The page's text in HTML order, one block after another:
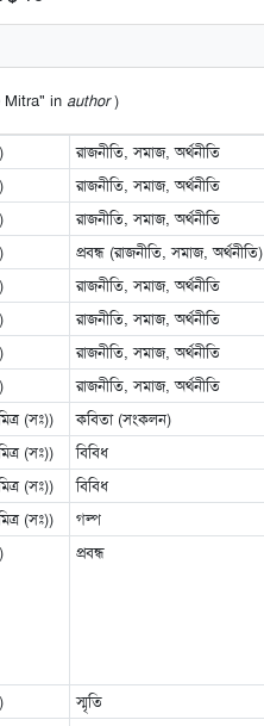
Mitra" in author)
রাজনীতি, সমাজ, অর্থনীতি
রাজনীতি, সমাজ, অর্থনীতি
রাজনীতি, সমাজ, অর্থনীতি
প্রবন্ধ (রাজনীতি, সমাজ, অর্থনীতি)
রাজনীতি, সমাজ, অর্থনীতি
রাজনীতি, সমাজ, অর্থনীতি
রাজনীতি, সমাজ, অর্থনীতি
রাজনীতি, সমাজ, অর্থনীতি
(সঃ)) কবিতা (সংকলন)
(সঃ)) বিবিধ
(সঃ)) বিবিধ
(সঃ)) গল্প
প্রবন্ধ
স্মৃতি